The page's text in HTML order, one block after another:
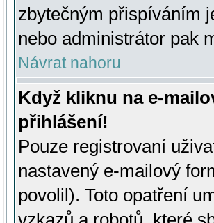
zbytečným přispíváním
nebo administrátor pak
Návrat nahoru
Když kliknu na e-
přihlášení!
Pouze registrovaní
nastavený e-mailový
povolil). Toto opatření